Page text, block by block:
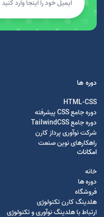
دوره ها
HTML-CSS
دوره جامع CSS پیشرفته
دوره جامع TailwindCSS
شرکت نوآوری پرداز کارن
راهکارهای نوین صنعت
امکانات
خانه
دوره ها
فروشگاه
هلدینگ کارن تکنولوژی
ارتباط با هلدینگ نوآوری و تکنولوژی